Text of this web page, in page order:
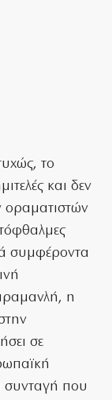
το
και δεν
οραματιστών
συμφέροντα
η
σε
συνταγή που